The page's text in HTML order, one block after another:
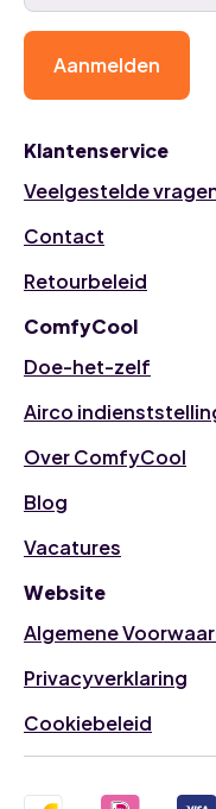
Klantenservice
Veelgestelde
Contact
Retourbeleid
ComfyCool
Doe-het-zelf
Airco
Over ComfyCool
Blog
Vacatures
Website
Algemene
Privacyverklaring
Cookiebeleid
Aanmelden